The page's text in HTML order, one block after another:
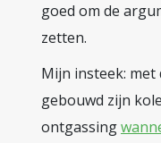
goed om de
zetten.
Mijn insteek: met
gebouwd zijn
ontgassing